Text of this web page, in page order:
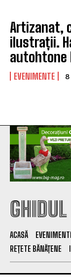
Artizanat,
ilustrații.
autohtone
EVENIMENTE
ACASĂ
REȚETE BĂNĂȚENE